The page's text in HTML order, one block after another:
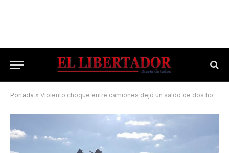
Portada » Violento choque entre camiones dejó un saldo de dos hombres muertos